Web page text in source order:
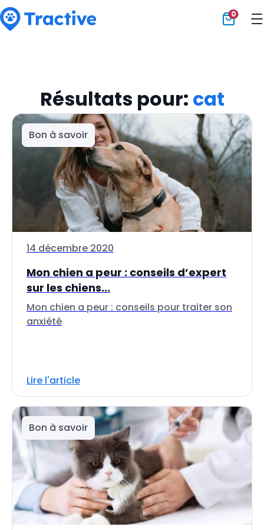
0
Résultats pour: cat
Bon à savoir
14 décembre 2020
Mon chien a peur : conseils d’expert
sur les chiens...
Mon chien a peur : conseils pour traiter son
anxiété
Lire l'article
Bon à savoir